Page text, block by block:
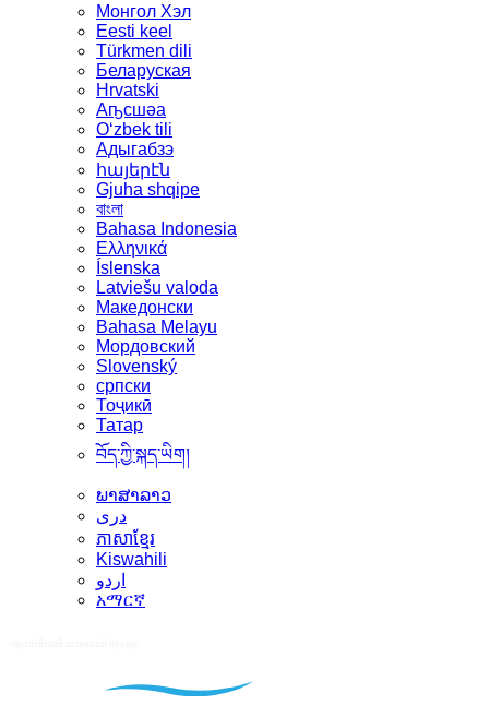
Монгол Хэл
Eesti keel
Türkmen dili
Беларуская
Hrvatski
Аҧсшәа
Oʻzbek tili
Адыгабзэ
հայերէն
Gjuha shqipe
বাংলা
Bahasa Indonesia
Ελληνικά
Íslenska
Latviešu valoda
Македонски
Bahasa Melayu
Мордовский
Slovenský
српски
Тоҷикӣ
Татар
བོད་ཀྱི་སྐད་ཡིག།
ພາສາລາວ
دری
ភាសាខ្មែរ
Kiswahili
اردو
አማርኛ